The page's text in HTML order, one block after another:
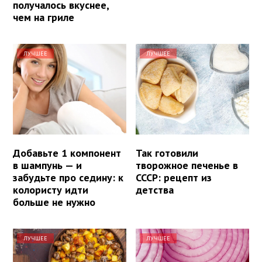
получалось вкуснее,
чем на гриле
ЛУЧШЕЕ
Добавьте 1 компонент
в шампунь — и
забудьте про седину: к
колористу идти
больше не нужно
ЛУЧШЕЕ
Так готовили
творожное печенье в
СССР: рецепт из
детства
ЛУЧШЕЕ ЛУЧШЕЕ